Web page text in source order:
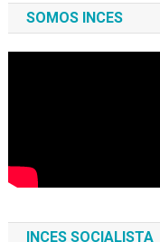
SOMOS INCES
INCES SOCIALISTA